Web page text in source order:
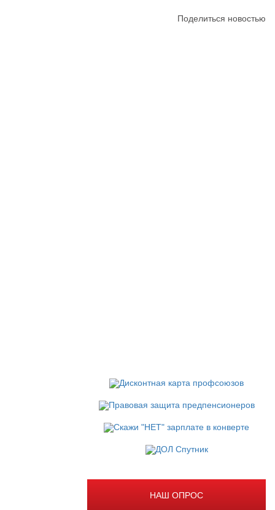
Поделиться новостью
НАШ ОПРОС